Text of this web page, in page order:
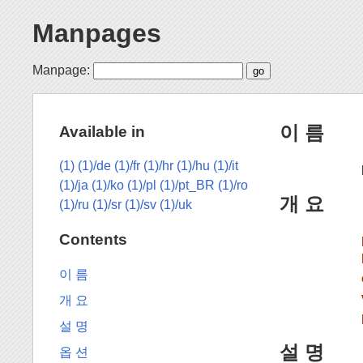
Manpages
Manpage:
이 름
개 요
설 명
Available in
(1) (1)/de (1)/fr (1)/hr (1)/hu (1)/it
(1)/ja (1)/ko (1)/pl (1)/pt_BR (1)/ro
(1)/ru (1)/sr (1)/sv (1)/uk
Contents
이 름
개 요
설 명
옵 션